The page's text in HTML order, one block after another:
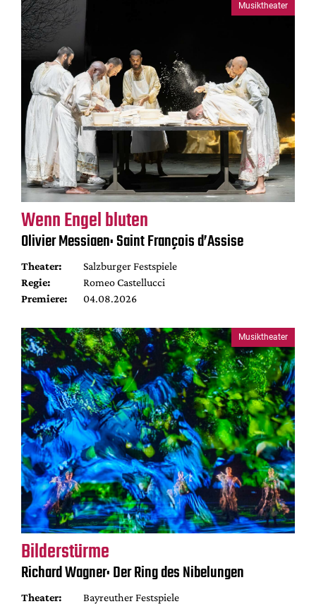
Musiktheater
Wenn Engel bluten
Olivier Messiaen: Saint François d’Assise
Theater:
Salzburger Festspiele
Regie:
Romeo Castellucci
Premiere:
04.08.2026
Musiktheater
Bilderstürme
Richard Wagner: Der Ring des Nibelungen
Theater:
Bayreuther Festspiele